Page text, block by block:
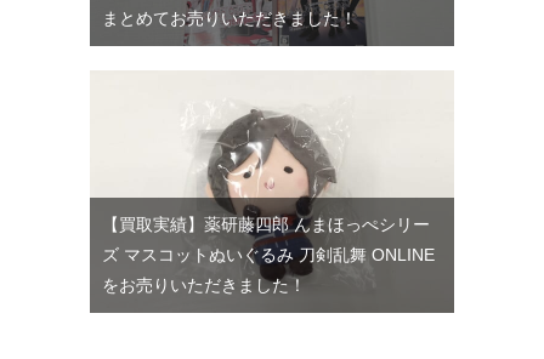
まとめてお売りいただきました！
【買取実績】薬研藤四郎 んまほっぺシリー
ズ マスコットぬいぐるみ 刀剣乱舞 ONLINE
をお売りいただきました！